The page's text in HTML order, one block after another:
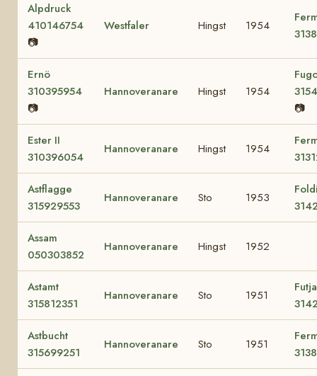
Alpdruck
410146754
📷
Westfaler Hingst 1954
Ernö
310395954
📷
Hannoveranare Hingst 1954
📷
Ester II
310396054
Hannoveranare Hingst 1954
Astflagge
315929553
Hannoveranare Sto 1953
Assam
050303852
Hannoveranare Hingst 1952
Astamt
315812351
Hannoveranare Sto 1951
Futja
Astbucht
315699251
Hannoveranare Sto 1951